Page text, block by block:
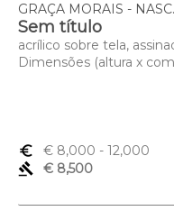
GRAÇA MORAIS -
Sem título
acrílico sobre tela,
Dimensões (altura x
euro_symbol € 8,000 - 12,000
gavel
€ 8,500